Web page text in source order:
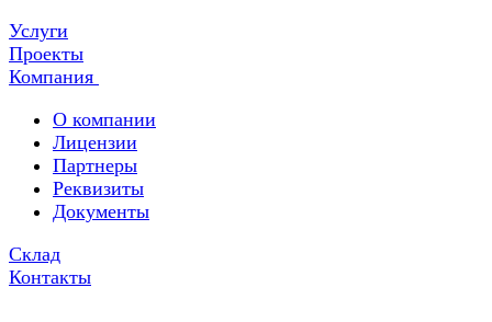
Услуги
Проекты
Компания
О компании
Лицензии
Партнеры
Реквизиты
Документы
Склад
Контакты